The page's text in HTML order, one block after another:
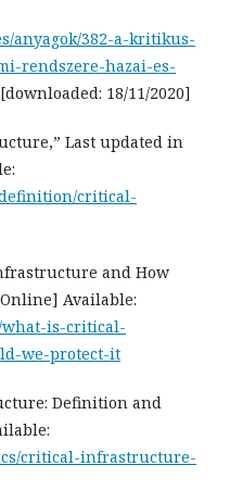
anyagok/382-a-kritikus-
rendszere-hazai-es-
18/11/2020]
Last updated in
critical-
and How
Available:
what-is-critical-
we-protect-it
Definition and
critical-infrastructure-